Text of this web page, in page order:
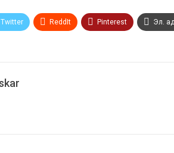
Twitter ReddIt Pinterest Эл.